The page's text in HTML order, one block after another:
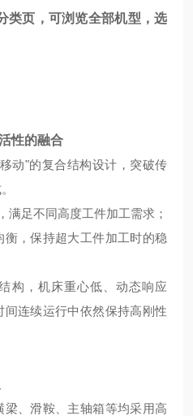
类页，可浏览全部机型，选
性的融合
动"的复合结构设计，突破传
满足不同高度工件加工需求；
，保持超大工件加工时的稳
构，机床重心低、动态响应
连续运行中依然保持高刚性
、滑鞍、主轴箱等均采用高